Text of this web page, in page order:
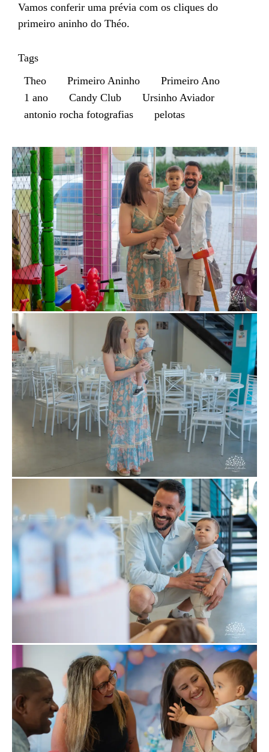
Vamos conferir uma prévia com os cliques do
primeiro aninho do Théo.
Tags
Theo
Primeiro Aninho
Primeiro Ano
1 ano
Candy Club
Ursinho Aviador
antonio rocha fotografias
pelotas